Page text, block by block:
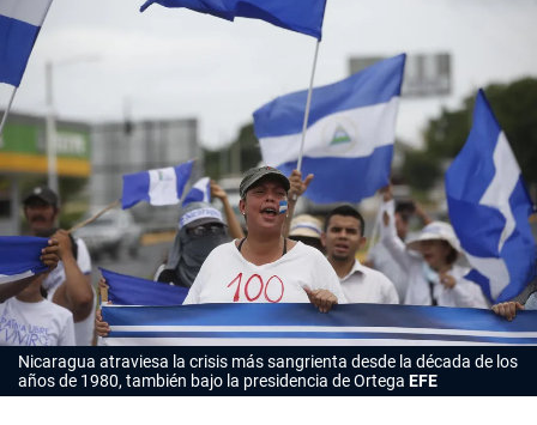
Nicaragua atraviesa la crisis más sangrienta desde la década de los
años de 1980, también bajo la presidencia de Ortega EFE